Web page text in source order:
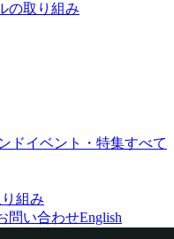
の取り組み
ドイベント・特集すべて
組み
問い合わせEnglish